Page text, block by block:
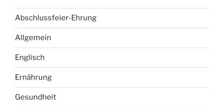
Abschlussfeier-Ehrung
Allgemein
Englisch
Ernährung
Gesundheit